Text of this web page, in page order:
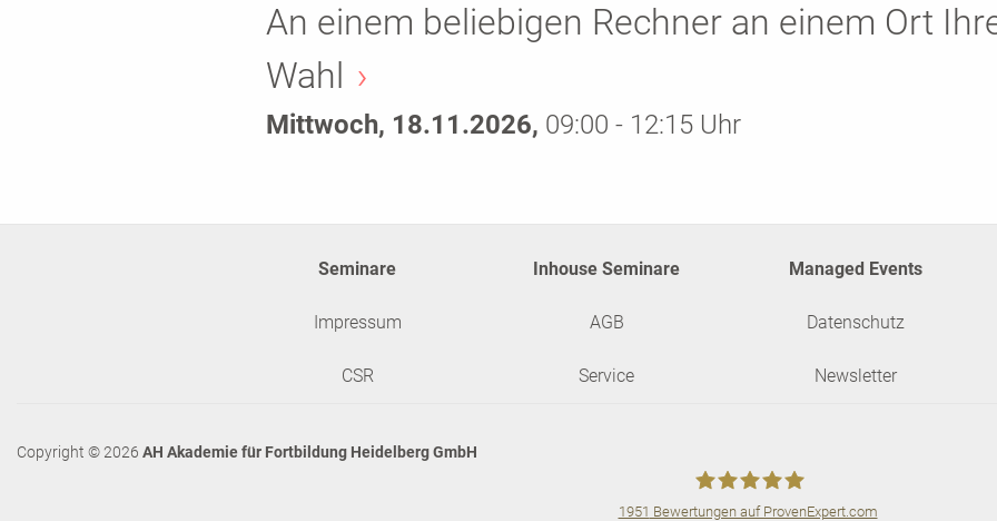
An einem beliebigen Rechner an einem Ort
Wahl
Mittwoch, 18.11.2026, 09:00 - 12:15 Uhr
Seminare Inhouse Seminare Managed Events
Impressum AGB Datenschutz
CSR Service Newsletter
Copyright © 2026 AH Akademie für Fortbildung Heidelberg GmbH
1951 Bewertungen auf ProvenExpert.com